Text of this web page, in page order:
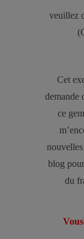
veuillez
Cet
demande
ce
blog
du